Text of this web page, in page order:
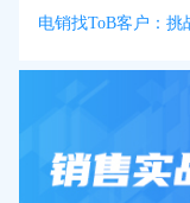
电销找ToB客户：挑